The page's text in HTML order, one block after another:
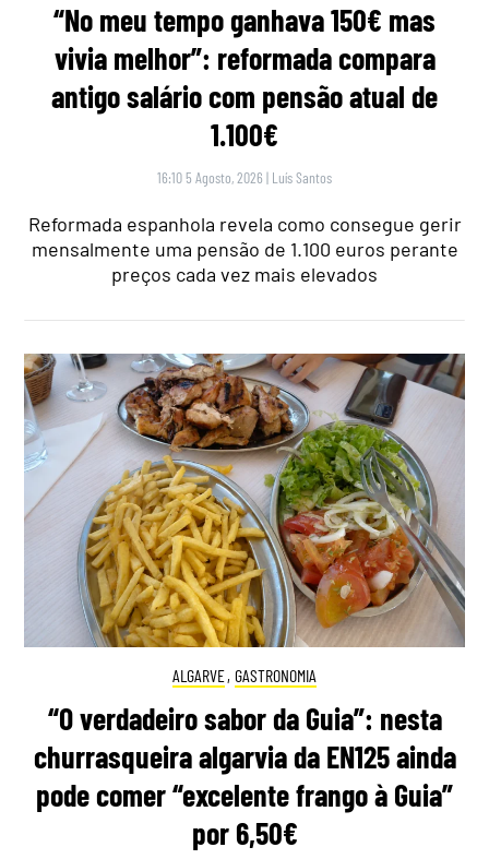
“No meu tempo ganhava 150€ mas
vivia melhor”: reformada compara
antigo salário com pensão atual de
1.100€
16:10 5 Agosto, 2026 | Luís Santos
Reformada espanhola revela como consegue gerir
mensalmente uma pensão de 1.100 euros perante
preços cada vez mais elevados
ALGARVE, GASTRONOMIA
“O verdadeiro sabor da Guia”: nesta
churrasqueira algarvia da EN125 ainda
pode comer “excelente frango à Guia”
por 6,50€